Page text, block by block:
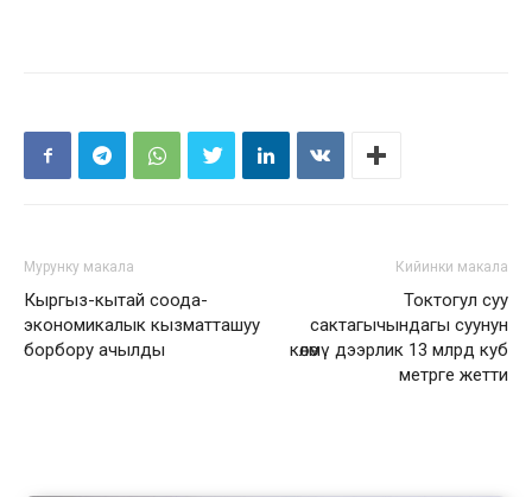
Мурунку макала
Кыргыз-кытай соода-
экономикалык кызматташуу
борбору ачылды
Кийинки макала
Токтогул суу
сактагычындагы суунун
көлөмү дээрлик 13 млрд куб
метрге жетти